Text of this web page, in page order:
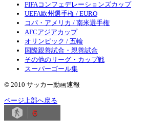
FIFAコンフェデレーションズカップ
UEFA欧州選手権 / EURO
コパ・アメリカ / 南米選手権
AFCアジアカップ
オリンピック / 五輪
国際親善試合・親善試合
その他のリーグ・カップ戦
スーパーゴール集
© 2010 サッカー動画速報
ページ上部へ戻る
6